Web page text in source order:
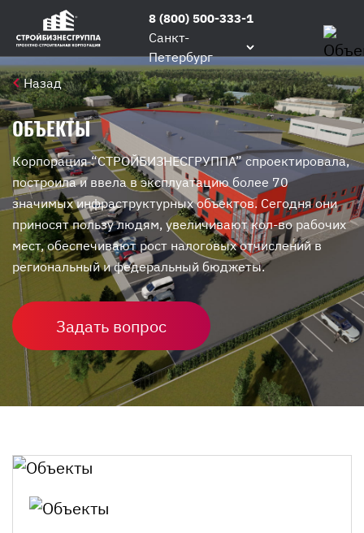
8 (800) 500-333-1
Санкт-
Петербург
Назад
ОБЪЕКТЫ
Корпорация “СТРОЙБИЗНЕСГРУППА” спроектировала,
построила и ввела в эксплуатацию более 70
значимых инфраструктурных объектов. Сегодня они
приносят пользу людям, увеличивают кол-во рабочих
мест, обеспечивают рост налоговых отчислений в
региональный и федеральный бюджеты.
Задать вопрос